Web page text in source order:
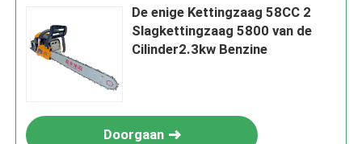
De enige Kettingzaag 58CC 2
Slagkettingzaag 5800 van de
Cilinder2.3kw Benzine
Doorgaan